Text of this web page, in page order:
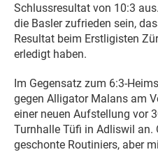
Schlussresultat von 10:3
die Basler zufrieden sein,
Resultat beim Erstligisten
erledigt haben.
Im Gegensatz zum 6:3-
gegen Alligator Malans am
einer neuen Aufstellung vor
Turnhalle Tüfi in Adliswil an.
geschonte Routiniers, aber